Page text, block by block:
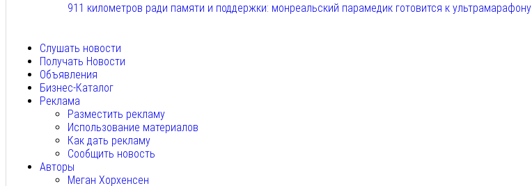
911 километров ради памяти и поддержки: монреальский парамедик готовится к ультрамарафону
Слушать новости
Получать Новости
Объявления
Бизнес-Каталог
Реклама
Разместить рекламу
Использование материалов
Как дать рекламу
Сообщить новость
Авторы
Меган Хорхенсен